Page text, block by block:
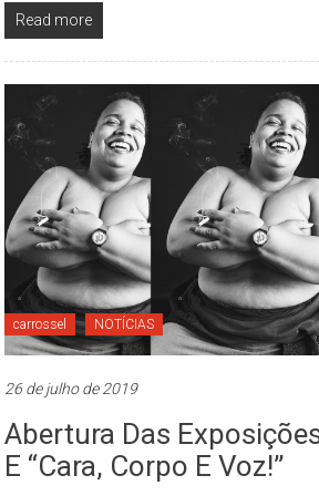
Read more
carrossel NOTÍCIAS
26 de julho de 2019
Abertura Das
E “Cara, Corpo E Voz!”